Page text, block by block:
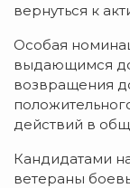
вернуться к
Особая
выдающимся
возвращения
действий в
Кандидатами
ветераны